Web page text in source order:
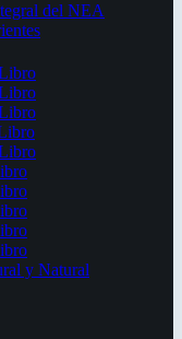
del NEA
y Natural